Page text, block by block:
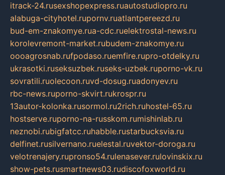
itrack-24.rusexshopexpress.ruautostudiopro.ru
alabuga-cityhotel.rupornv.ruatlantpereezd.ru
bud-em-znakomye.rua-cdc.ruelektrostal-news.ru
korolevremont-market.rubudem-znakomye.ru
oooagrosnab.rufpodaso.ruemfire.rupro-otdelky.ru
ukrasotki.ruseksuzbek.ruseks-uzbek.ruporno-vk.ru
sovratili.ruolecoon.ruvd-dosug.ruadonyev.ru
rbc-news.ruporno-skvirt.rukrospr.ru
13autor-kolonka.rusormol.ru2rich.ruhostel-65.ru
hostserve.ruporno-na-russkom.rumishinlab.ru
neznobi.rubigfatcc.ruhabble.rustarbucksvia.ru
delfinet.rusilvernano.ruelestal.ruvektor-doroga.ru
velotrenajery.rupronso54.rulenasever.rulovinskix.ru
show-pets.rusmartnews03.rudiscofoxworld.ru